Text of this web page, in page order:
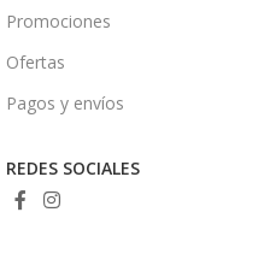
Promociones
Ofertas
Pagos y envíos
REDES SOCIALES